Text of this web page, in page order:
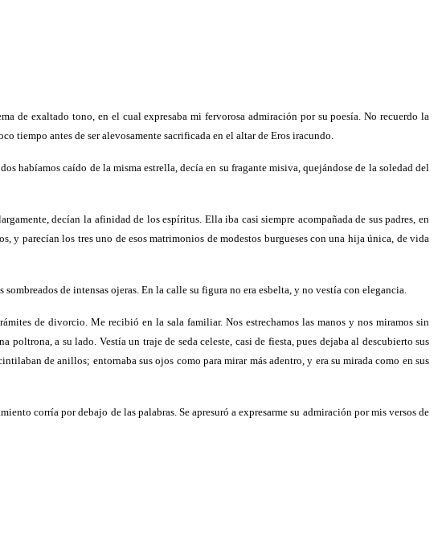
de exaltado tono, en el cual expresaba mi fervorosa admiración por su poesía. No recuerdo la
tiempo antes de ser alevosamente sacrificada en el altar de Eros iracundo.
habíamos caído de la misma estrella, decía en su fragante misiva, quejándose de la soledad del
decían la afinidad de los espíritus. Ella iba casi siempre acompañada de sus padres, en
y parecían los tres uno de esos matrimonios de modestos burgueses con una hija única, de vida
de intensas ojeras. En la calle su figura no era esbelta, y no vestía con elegancia.
de divorcio. Me recibió en la sala familiar. Nos estrechamos las manos y nos miramos sin
poltrona, a su lado. Vestía un traje de seda celeste, casi de fiesta, pues dejaba al descubierto sus
de anillos; entornaba sus ojos como para mirar más adentro, y era su mirada como en sus
corría por debajo de las palabras. Se apresuró a expresarme su admiración por mis versos de